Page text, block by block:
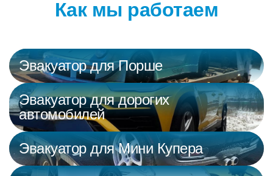
тоже быстро. Так что я в целом
этот сервис.
Как мы работаем
Эвакуатор для Порше
Эвакуатор для дорогих
автомобилей
Эвакуатор для Мини Купера